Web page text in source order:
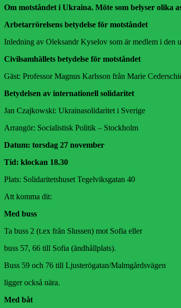
Om motståndet i Ukraina. Möte som belyser olika
Arbetarrörelsens betydelse för motståndet
Inledning av Oleksandr Kyselov som är medlem i den
Civilsamhällets betydelse för motståndet
Gäst: Professor Magnus Karlsson från Marie
Betydelsen av internationell solidaritet
Jan Czajkowski: Ukrainasolidaritet i Sverige
Arrangör: Socialistisk Politik – Stockholm
Datum: torsdag 27 november
Tid: klockan 18.30
Plats: Solidaritetshuset Tegelviksgatan 40
Att komma dit:
Med buss
Ta buss 2 (t.ex från Slussen) mot Sofia eller
buss 57, 66 till Sofia (ändhållplats).
Buss 59 och 76 till Ljusterögatan/Malmgårdsvägen
ligger också nära.
Med båt